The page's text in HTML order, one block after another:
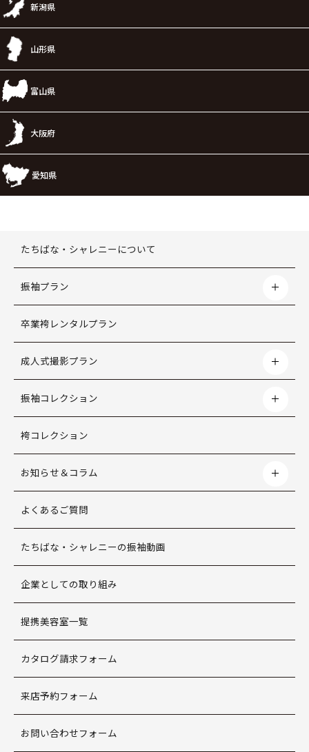
新潟県
山形県
富山県
大阪府
愛知県
たちばな・シャレニーについて
振袖プラン
卒業袴レンタルプラン
成人式撮影プラン
振袖コレクション
袴コレクション
お知らせ＆コラム
よくあるご質問
たちばな・シャレニーの振袖動画
企業としての取り組み
提携美容室一覧
カタログ請求フォーム
来店予約フォーム
お問い合わせフォーム